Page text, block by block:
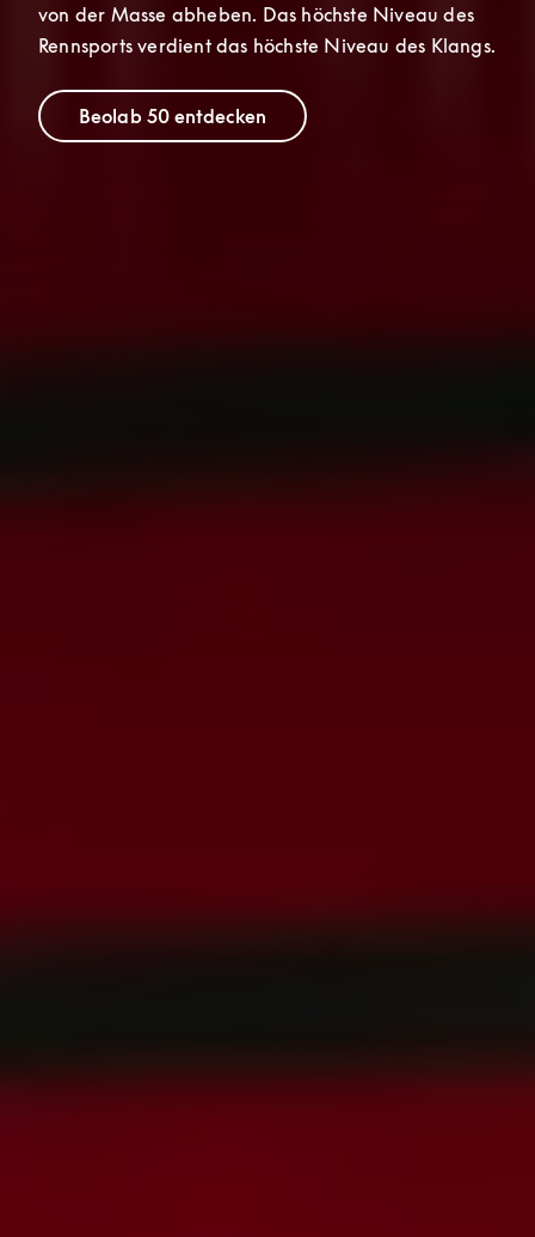
von der Masse abheben. Das höchste Niveau des
Rennsports verdient das höchste Niveau des Klangs.
Beolab 50 entdecken